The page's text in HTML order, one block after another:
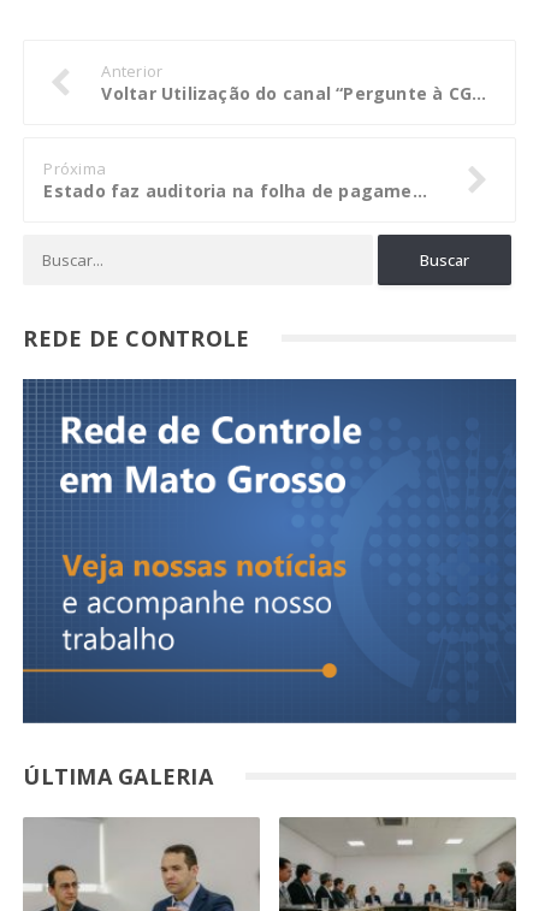
Anterior
Voltar Utilização do canal “Pergunte à CGE” reduz possibilidade de erros
Próxima
Estado faz auditoria na folha de pagamento; meta é economizar R$ 16 milhões
REDE DE CONTROLE
ÚLTIMA GALERIA